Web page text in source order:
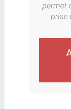
permet
prise